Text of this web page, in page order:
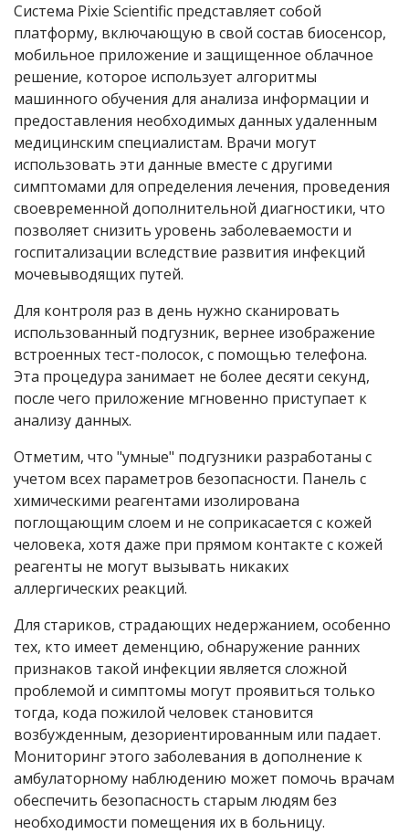
Система Pixie Scientific представляет собой
платформу, включающую в свой состав биосенсор,
мобильное приложение и защищенное облачное
решение, которое использует алгоритмы
машинного обучения для анализа информации и
предоставления необходимых данных удаленным
медицинским специалистам. Врачи могут
использовать эти данные вместе с другими
симптомами для определения лечения, проведения
своевременной дополнительной диагностики, что
позволяет снизить уровень заболеваемости и
госпитализации вследствие развития инфекций
мочевыводящих путей.
Для контроля раз в день нужно сканировать
использованный подгузник, вернее изображение
встроенных тест-полосок, с помощью телефона.
Эта процедура занимает не более десяти секунд,
после чего приложение мгновенно приступает к
анализу данных.
Отметим, что "умные" подгузники разработаны с
учетом всех параметров безопасности. Панель с
химическими реагентами изолирована
поглощающим слоем и не соприкасается с кожей
человека, хотя даже при прямом контакте с кожей
реагенты не могут вызывать никаких
аллергических реакций.
Для стариков, страдающих недержанием, особенно
тех, кто имеет деменцию, обнаружение ранних
признаков такой инфекции является сложной
проблемой и симптомы могут проявиться только
тогда, кода пожилой человек становится
возбужденным, дезориентированным или падает.
Мониторинг этого заболевания в дополнение к
амбулаторному наблюдению может помочь врачам
обеспечить безопасность старым людям без
необходимости помещения их в больницу.